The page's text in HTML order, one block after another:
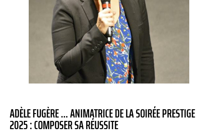
ADÈLE FUGÈRE … ANIMATRICE DE LA SOIRÉE PRESTIGE
2025 : COMPOSER SA RÉUSSITE